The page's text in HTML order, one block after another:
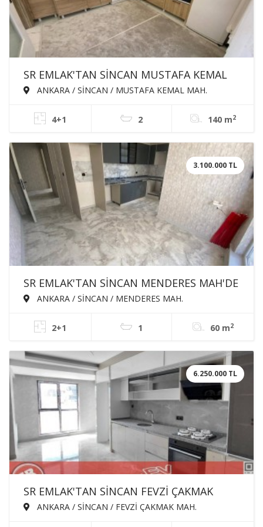
SR EMLAK'TAN SİNCAN MUSTAFA KEMAL
MAH'DE 4+1 140m² EBEVEYN BANYOLU
ANKARA / SİNCAN / MUSTAFA KEMAL MAH.
4+1 2 140 m2
3.100.000 TL
SR EMLAK'TAN SİNCAN MENDERES MAH'DE
2+0 60m² ÖN CEPHE SATILIK SIFIR DAİRE
ANKARA / SİNCAN / MENDERES MAH.
2+1 1 60 m2
6.250.000 TL
SR EMLAK'TAN SİNCAN FEVZİ ÇAKMAK
MAH'DE 3+1 120m² ARA KATTA EBEVEYN
ANKARA / SİNCAN / FEVZİ ÇAKMAK MAH.